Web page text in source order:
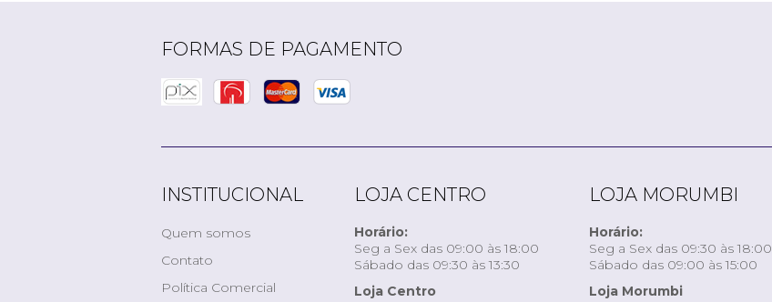
FORMAS DE PAGAMENTO
INSTITUCIONAL
Quem somos
Contato
Política Comercial
LOJA CENTRO
Horário:
Seg a Sex das 09:00 às 18:00
Sábado das 09:30 às 13:30
Loja Centro
LOJA MORUMBI
Horário:
Seg a Sex das 09:30 às 18:00
Sábado das 09:00 às 15:00
Loja Morumbi